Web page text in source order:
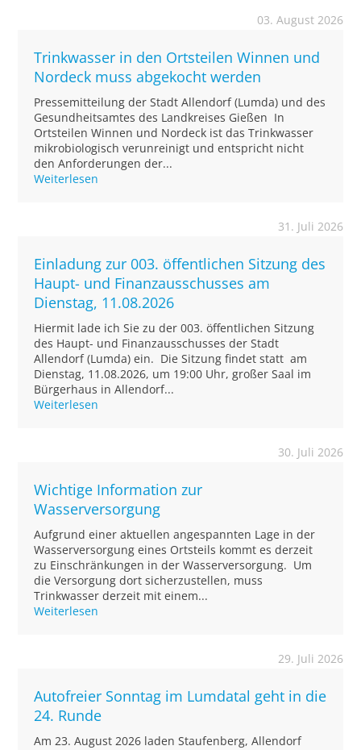
03. August 2026
Trinkwasser in den Ortsteilen Winnen und
Nordeck muss abgekocht werden
Pressemitteilung der Stadt Allendorf (Lumda) und des
Gesundheitsamtes des Landkreises Gießen In
Ortsteilen Winnen und Nordeck ist das Trinkwasser
mikrobiologisch verunreinigt und entspricht nicht
den Anforderungen der...
Weiterlesen
31. Juli 2026
Einladung zur 003. öffentlichen Sitzung des
Haupt- und Finanzausschusses am
Dienstag, 11.08.2026
Hiermit lade ich Sie zu der 003. öffentlichen Sitzung
des Haupt- und Finanzausschusses der Stadt
Allendorf (Lumda) ein. Die Sitzung findet statt am
Dienstag, 11.08.2026, um 19:00 Uhr, großer Saal im
Bürgerhaus in Allendorf...
Weiterlesen
30. Juli 2026
Wichtige Information zur
Wasserversorgung
Aufgrund einer aktuellen angespannten Lage in der
Wasserversorgung eines Ortsteils kommt es derzeit
zu Einschränkungen in der Wasserversorgung. Um
die Versorgung dort sicherzustellen, muss
Trinkwasser derzeit mit einem...
Weiterlesen
29. Juli 2026
Autofreier Sonntag im Lumdatal geht in die
24. Runde
Am 23. August 2026 laden Staufenberg, Allendorf